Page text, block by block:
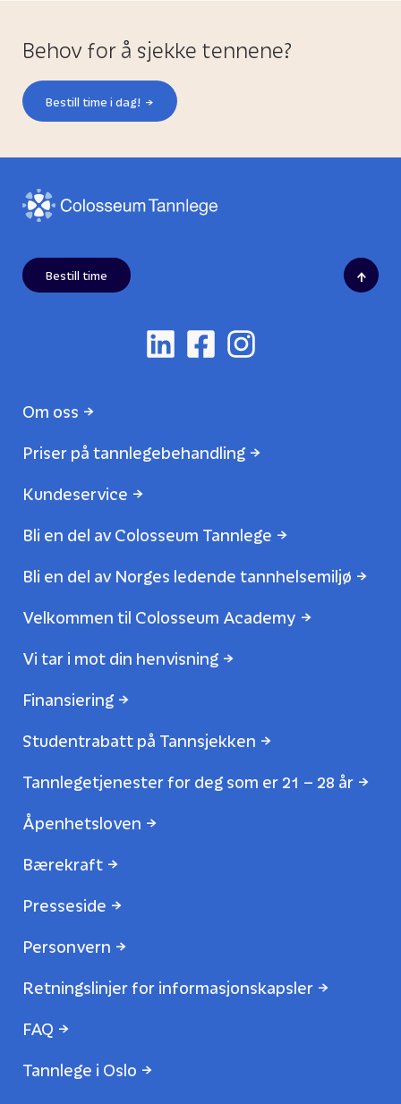
Behov for å sjekke tennene?
Bestill time i dag!
Bestill time
Om oss
Priser på tannlegebehandling
Kundeservice
Bli en del av Colosseum Tannlege
Bli en del av Norges ledende tannhelsemiljø
Velkommen til Colosseum Academy
Vi tar i mot din henvisning
Finansiering
Studentrabatt på Tannsjekken
Tannlegetjenester for deg som er 21 – 28 år
Åpenhetsloven
Bærekraft
Presseside
Personvern
Retningslinjer for informasjonskapsler
FAQ
Tannlege i Oslo
↑